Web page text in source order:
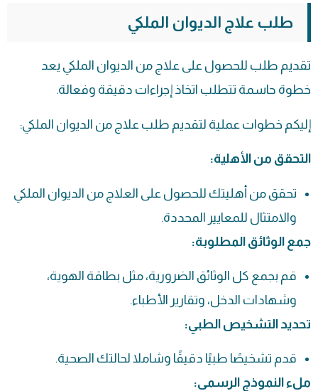
طلب علاج الديوان الملكي
تقديم طلب للحصول على علاج من الديوان الملكي يعد
خطوة حاسمة تتطلب اتخاذ إجراءات دقيقة وفعالة.
إليكم خطوات عملية لتقديم طلب علاج من الديوان الملكي:
التحقق من الأهلية:
تحقق من أهليتك للحصول على العلاج من الديوان الملكي
والامتثال للمعايير المحددة.
جمع الوثائق المطلوبة:
قم بجمع كل الوثائق الضرورية، مثل بطاقة الهوية،
وشهادات الدخل، وتقارير الأطباء.
تحديد التشخيص الطبي:
قدم تشخيصًا طبيًا دقيقًا وشاملا لحالتك الصحية.
ملء النموذج الرسمي: